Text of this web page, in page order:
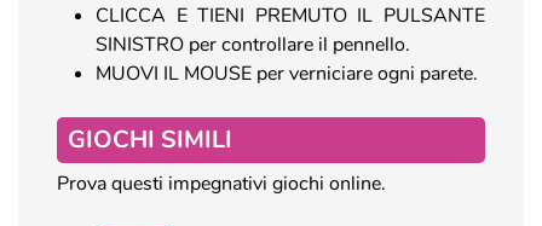
CLICCA E TIENI PREMUTO IL PULSANTE
SINISTRO per controllare il pennello.
MUOVI IL MOUSE per verniciare ogni parete.
GIOCHI SIMILI
Prova questi impegnativi giochi online.